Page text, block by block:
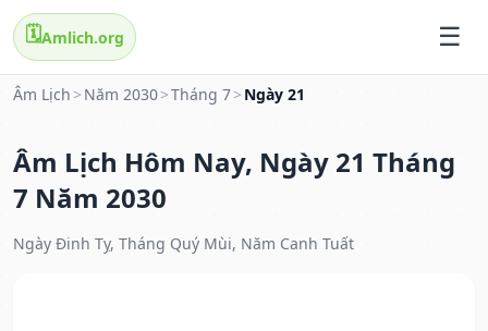
🗓️Amlich.org
Âm Lịch > Năm 2030>Tháng 7> Ngày 21
Âm Lịch Hôm Nay, Ngày 21 Tháng
7 Năm 2030
Ngày Đinh Tỵ, Tháng Quý Mùi, Năm Canh Tuất